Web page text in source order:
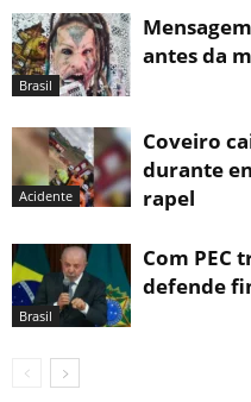
Brasil
antes da
Acidente
Coveiro
durante
rapel
Brasil
Com PEC
defende